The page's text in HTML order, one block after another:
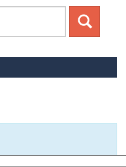
Canais